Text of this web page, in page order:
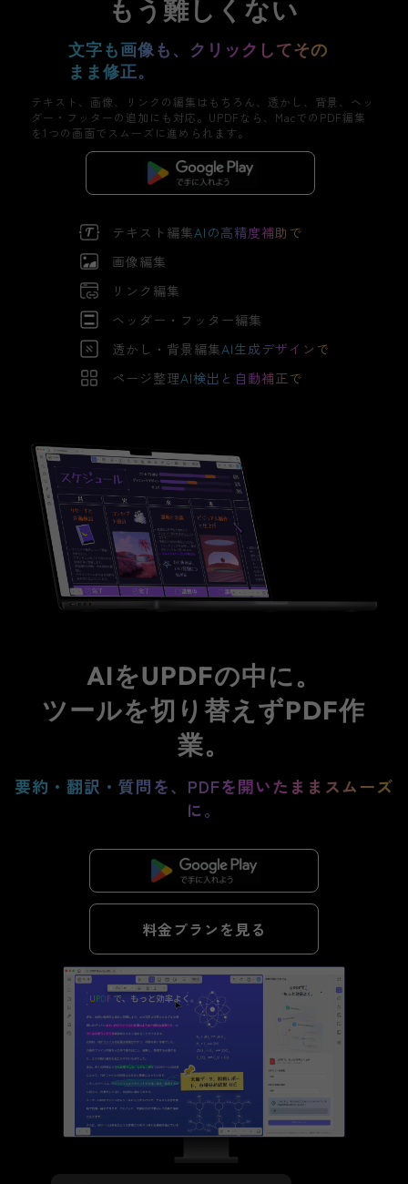
もう難しくない
文字も画像も、クリックしてその
まま修正。
テキスト、画像、リンクの編集はもちろん、透かし、背景、ヘッ
ダー・フッターの追加にも対応。UPDFなら、MacでのPDF編集
を1つの画面でスムーズに進められます。
無料ダウンロード
テキスト編集AIの高精度補助で
画像編集
リンク編集
ヘッダー・フッター編集
透かし・背景編集AI生成デザインで
ページ整理AI検出と自動補正で
AIをUPDFの中に。
ツールを切り替えずPDF作
業。
要約・翻訳・質問を、PDFを開いたままスムーズ
に。
無料ダウンロード
料金プランを見る